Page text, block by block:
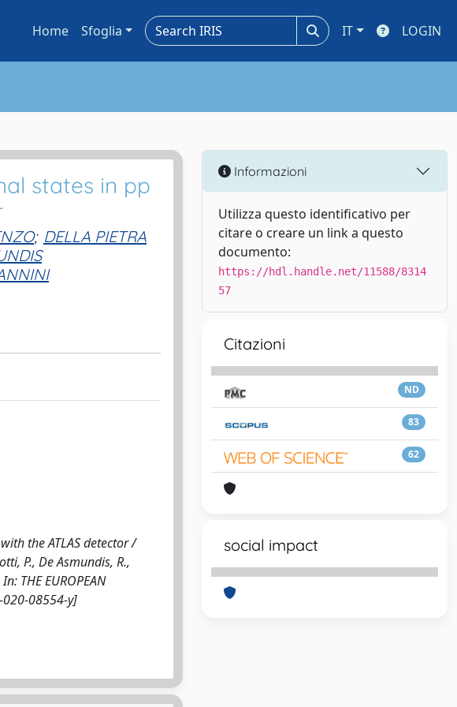
Home Sfoglia IT LOGIN
states in pp
; DELLA PIETRA
the ATLAS detector /
P., De Asmundis, R.,
THE EUROPEAN
020-08554-y]
Informazioni
Utilizza questo identificativo per
citare o creare un link a questo
documento:
https://hdl.handle.net/11588/8314
57
Citazioni
ND
83
62
social impact